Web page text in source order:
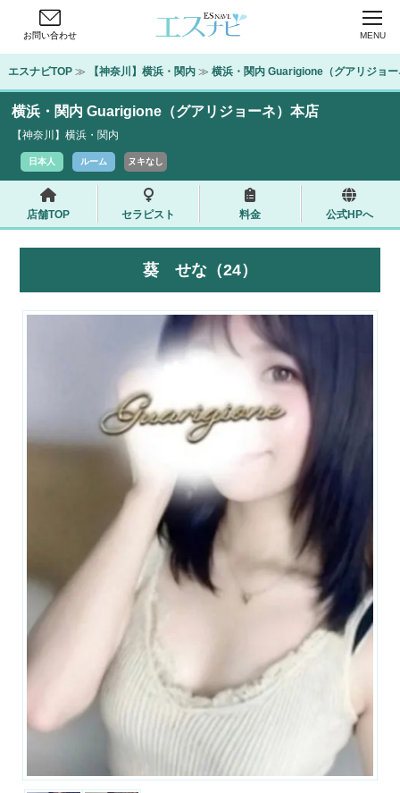
お問い合わせ MENU
エスナビTOP ≫ 【神奈川】横浜・関内 ≫ 横浜・関内 Guarigione（グアリジョ
横浜・関内 Guarigione（グアリジョーネ）本店
【神奈川】横浜・関内
日本人 ルーム ヌキなし
店舗TOP セラピスト 料金 公式HPへ
葵 せな（24）